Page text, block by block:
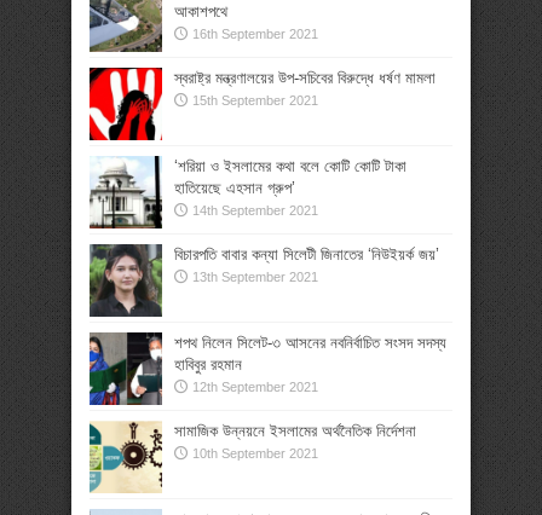
আকাশপথে
16th September 2021
স্বরাষ্ট্র মন্ত্রণালয়ের উপ-সচিবের বিরুদ্ধে ধর্ষণ মামলা
15th September 2021
‘শরিয়া ও ইসলামের কথা বলে কোটি কোটি টাকা
হাতিয়েছে এহসান গ্রুপ’
14th September 2021
বিচারপতি বাবার কন্যা সিলেটী জিনাতের ‘নিউইয়র্ক জয়’
13th September 2021
শপথ নিলেন সিলেট-৩ আসনের নবনির্বাচিত সংসদ সদস্য
হাবিবুর রহমান
12th September 2021
সামাজিক উন্নয়নে ইসলামের অর্থনৈতিক নির্দেশনা
10th September 2021